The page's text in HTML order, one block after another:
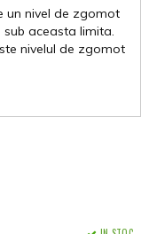
un nivel de zgomot
aceasta limita.
nivelul de zgomot